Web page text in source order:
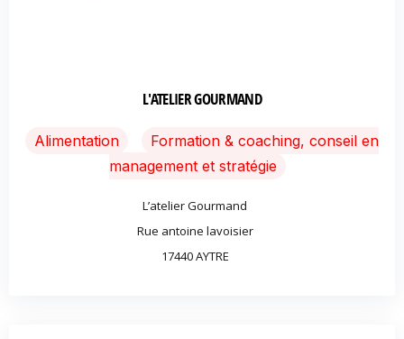
L'ATELIER GOURMAND
Alimentation
Formation & coaching, conseil en
management et stratégie
L’atelier Gourmand
Rue antoine lavoisier
17440 AYTRE